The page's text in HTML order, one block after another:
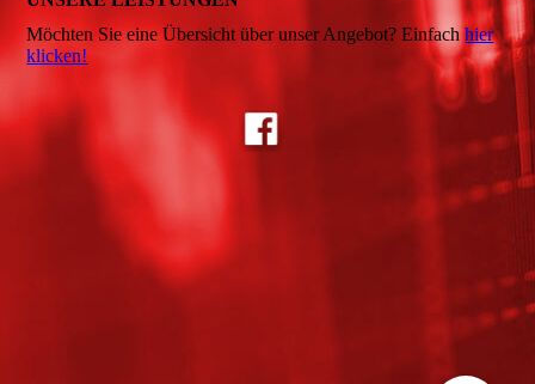
Möchten Sie eine Übersicht über unser Angebot? Einfachhier
klicken!